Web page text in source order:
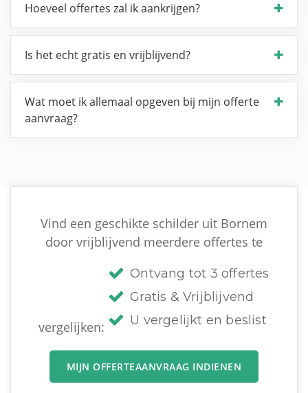
Hoeveel offertes zal ik aankrijgen?
Is het echt gratis en vrijblijvend?
Wat moet ik allemaal opgeven bij mijn offerte
aanvraag?
Vind een geschikte schilder uit Bornem
door vrijblijvend meerdere offertes te
vergelijken:
Ontvang tot 3 offertes
Gratis & Vrijblijvend
U vergelijkt en beslist
MIJN OFFERTEAANVRAAG INDIENEN